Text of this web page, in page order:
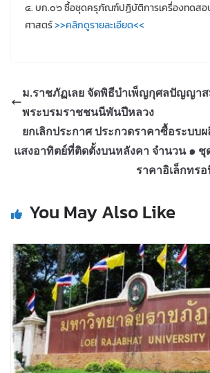
๔. บก.๐๖ ซื้อชุดครุภัณฑ์ปฏิบัติการเครื่องทดส
ศาสตร์>>คลิกดูรายละเอียด<<
ม.ราชภัฏเลย จัดพิธีบำเพ็ญกุศลปัญญาส
พระบรมราชชนนีพันปีหลวง
ยกเลิกประกาศ ประกวดราคาซื้อระบบ
แสงอาทิตย์ที่ติดตั้งบนหลังคา จำนวน ๑ ชุ
ราคาอิเล็กทร
You May Also Like